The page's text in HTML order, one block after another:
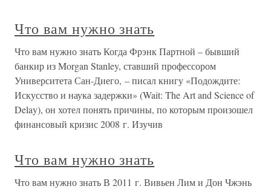
Что вам нужно знать
Что вам нужно знать Когда Фрэнк Партной – бывший
банкир из Morgan Stanley, ставший профессором
Университета Сан-Диего, – писал книгу «Подождите:
Искусство и наука задержки» (Wait: The Art and Science of
Delay), он хотел понять причины, по которым произошел
финансовый кризис 2008 г. Изучив
Что вам нужно знать
Что вам нужно знать В 2011 г. Вивьен Лим и Дон Чжэнь